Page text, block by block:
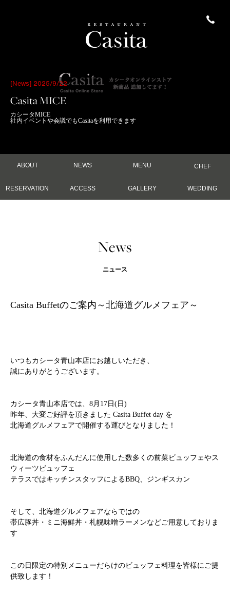
[News] 2025/9/22
Casita MICE
カシータMICE
社内イベントや会議でもCasitaを利用できます
ABOUT NEWS MENU CHEF
RESERVATION ACCESS GALLERY WEDDING
News
ニュース
Casita Buffetのご案内～北海道グルメフェア～
いつもカシータ青山本店にお越しいただき、
誠にありがとうございます。
カシータ青山本店では、 8月17日(日)
昨年、大変ご好評を頂きました Casita Buffet day を
北海道グルメフェアで開催する運びとなりました！
北海道の食材をふんだんに使用した数多くの前菜ビュッフェやス
ウィーツビュッフェ
テラスではキッチンスタッフによるBBQ、ジンギスカン
そして、北海道グルメフェアならではの
帯広豚丼・ミニ海鮮丼・札幌味噌ラーメンなどご用意しておりま
す
この日限定の特別メニューだらけのビュッフェ料理を皆様にご提
供致します！